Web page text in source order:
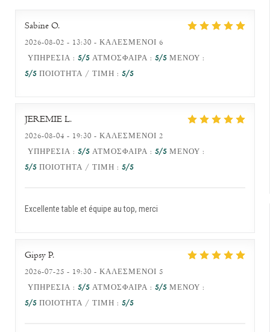
Sabine O
2026-08-02 - 13:30 - ΚΑΛΕΣΜΈΝΟΙ 6
ΥΠΗΡΕΣΊΑ : 5/5 ΑΤΜΌΣΦΑΙΡΑ : 5/5 ΜΕΝΟΎ :
5/5 ΠΟΙΌΤΗΤΑ / ΤΙΜΉ : 5/5
JEREMIE L
2026-08-04 - 19:30 - ΚΑΛΕΣΜΈΝΟΙ 2
ΥΠΗΡΕΣΊΑ : 5/5 ΑΤΜΌΣΦΑΙΡΑ : 5/5 ΜΕΝΟΎ :
5/5 ΠΟΙΌΤΗΤΑ / ΤΙΜΉ : 5/5
Excellente table et équipe au top, merci
Gipsy P
2026-07-25 - 19:30 - ΚΑΛΕΣΜΈΝΟΙ 5
ΥΠΗΡΕΣΊΑ : 5/5 ΑΤΜΌΣΦΑΙΡΑ : 5/5 ΜΕΝΟΎ :
5/5 ΠΟΙΌΤΗΤΑ / ΤΙΜΉ : 5/5